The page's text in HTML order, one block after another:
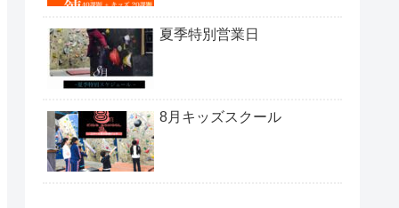
夏季特別営業日
8月キッズスクール